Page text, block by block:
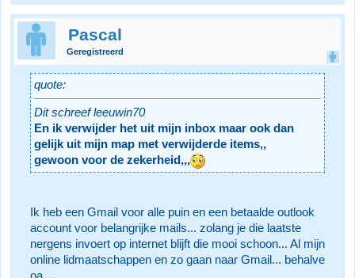
Pascal
Geregistreerd
quote:
Dit schreef leeuwin70
En ik verwijder het uit mijn inbox maar ook dan
gelijk uit mijn map met verwijderde items,,
gewoon voor de zekerheid,,,
Ik heb een Gmail voor alle puin en een betaalde outlook
account voor belangrijke mails... zolang je die laatste
nergens invoert op internet blijft die mooi schoon... Al mijn
online lidmaatschappen en zo gaan naar Gmail... behalve